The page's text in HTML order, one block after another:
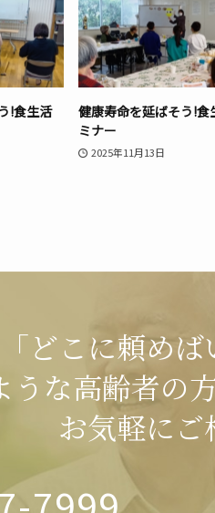
!食生活
健康寿命を延ばそう!食
ミナー
2025年11月13日
「どこに頼め
うな高齢者の
お気軽にご